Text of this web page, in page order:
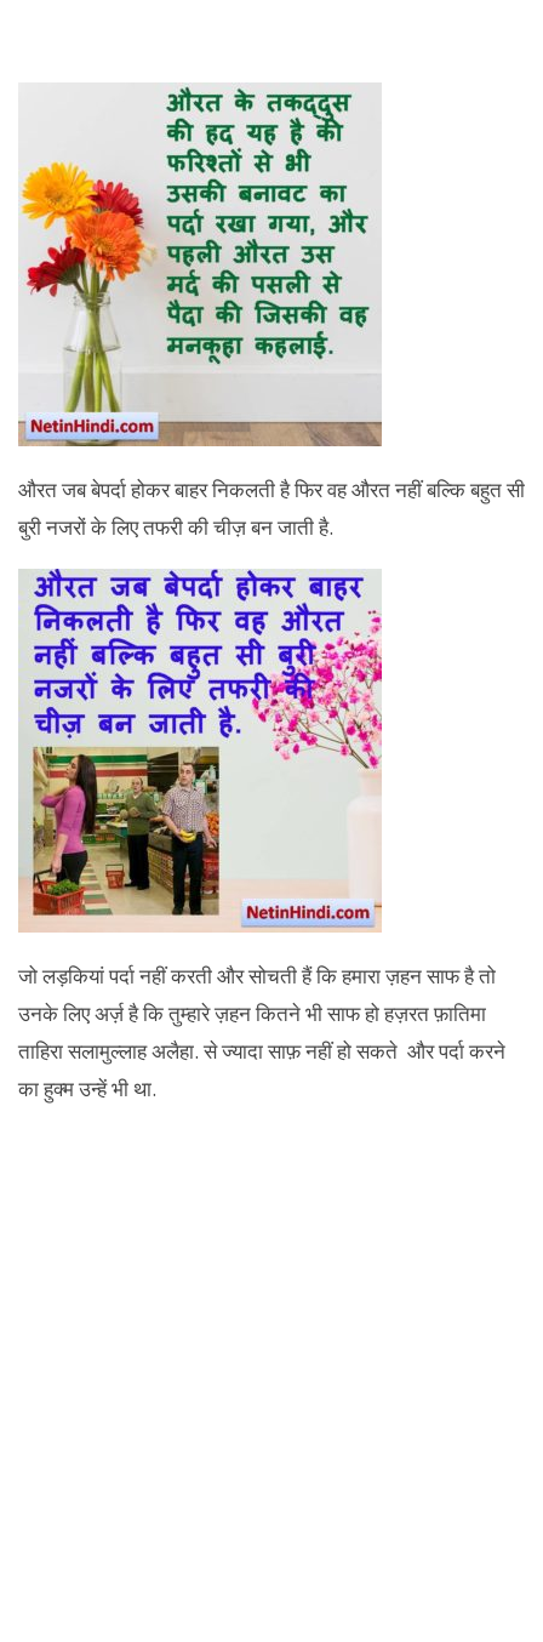
औरत जब बेपर्दा होकर बाहर निकलती है फिर वह औरत नहीं बल्कि बहुत सी
बुरी नजरों के लिए तफरी की चीज़ बन जाती है.
जो लड़कियां पर्दा नहीं करती और सोचती हैं कि हमारा ज़हन साफ है तो
उनके लिए अर्ज़ है कि तुम्हारे ज़हन कितने भी साफ हो हज़रत फ़ातिमा
ताहिरा सलामुल्लाह अलैहा. से ज्यादा साफ़ नहीं हो सकते और पर्दा करने
का हुक्म उन्हें भी था.